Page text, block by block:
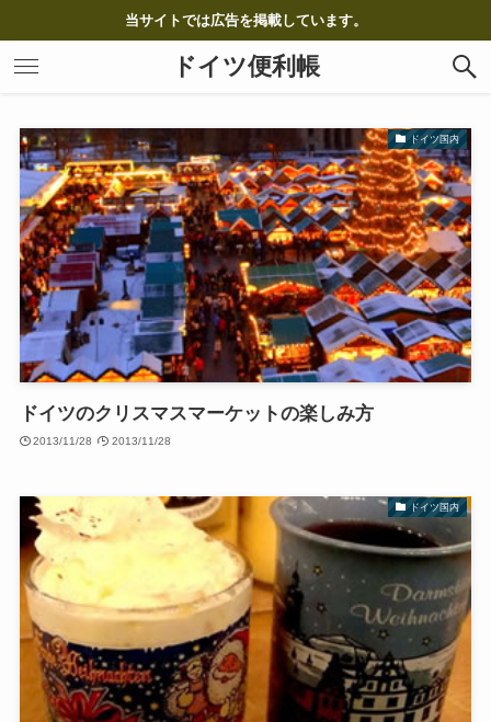
当サイトでは広告を掲載しています。
ドイツ便利帳
ドイツ国内
ドイツのクリスマスマーケットの楽しみ方
2013/11/28 2013/11/28
ドイツ国内